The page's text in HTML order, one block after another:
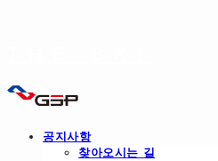
공지사항
찾아오시는 길